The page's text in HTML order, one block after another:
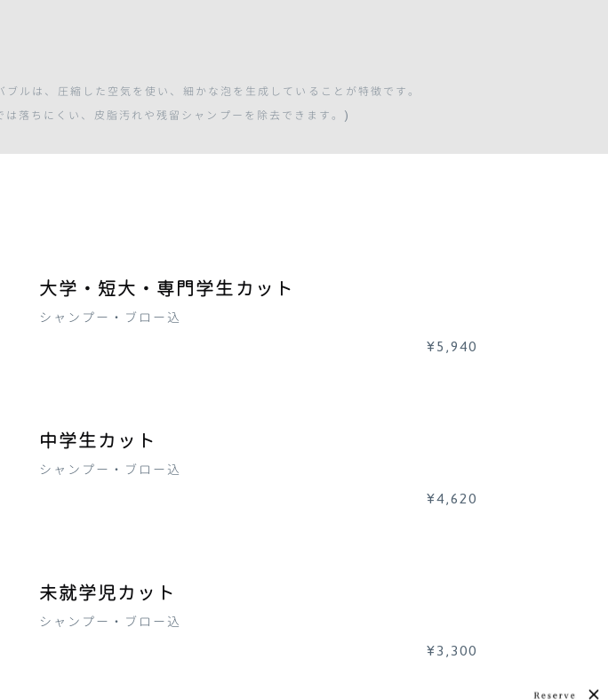
ルは、圧縮した空気を使い、細かな泡を生成していることが特徴です。
落ちにくい、皮脂汚れや残留シャンプーを除去できます。 )
大学・短大・専門学生カット
シャンプー・ブロー込
¥5,940
中学生カット
シャンプー・ブロー込
¥4,620
未就学児カット
シャンプー・ブロー込
¥3,300